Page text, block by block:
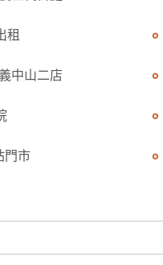
租
中山二店
門市